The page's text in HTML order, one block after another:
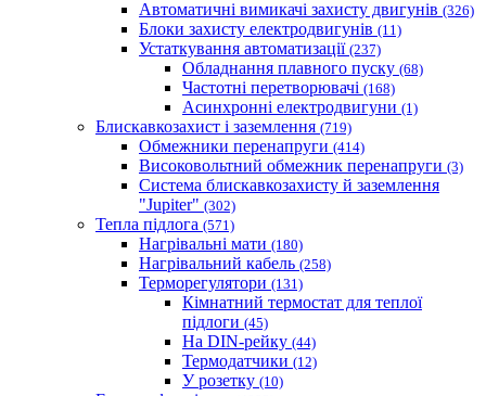
Автоматичні вимикачі захисту двигунів (326)
Блоки захисту електродвигунів (11)
Устаткування автоматизації (237)
Обладнання плавного пуску (68)
Частотні перетворювачі (168)
Асинхронні електродвигуни (1)
Блискавкозахист і заземлення (719)
Обмежники перенапруги (414)
Високовольтний обмежник перенапруги (3)
Система блискавкозахисту й заземлення
"Jupiter" (302)
Тепла підлога (571)
Нагрівальні мати (180)
Нагрівальний кабель (258)
Терморегулятори (131)
Кімнатний термостат для теплої
підлоги (45)
На DIN-рейку (44)
Термодатчики (12)
У розетку (10)